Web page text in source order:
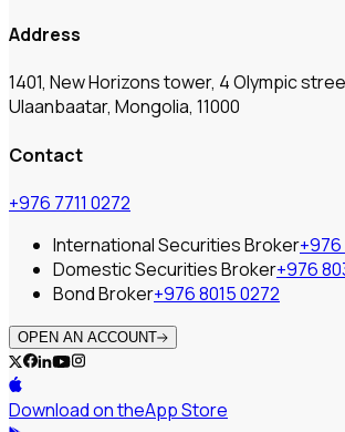
Address
1401, New Horizons tower, 4 Olympic
Ulaanbaatar, Mongolia, 11000
Contact
+976 7711 0272
International Securities Broker+976
Domestic Securities Broker+976
Bond Broker+976 8015 0272
OPEN AN ACCOUNT
Download on theApp Store